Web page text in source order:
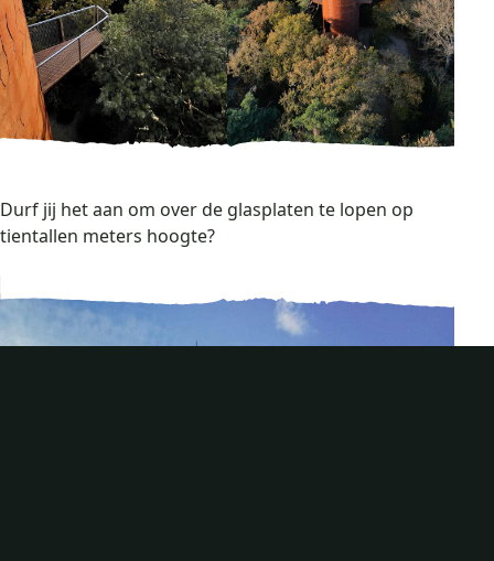
Durf jij het aan om over de glasplaten te lopen op
tientallen meters hoogte?